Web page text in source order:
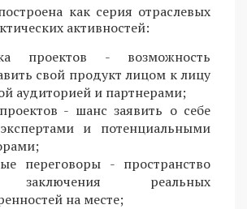
как серия отраслевых
активностей:
проектов - возможность
свой продукт лицом к лицу
аудиторией и партнерами;
- шанс заявить о себе
и потенциальными
переговоры - пространство
реальных
на месте;